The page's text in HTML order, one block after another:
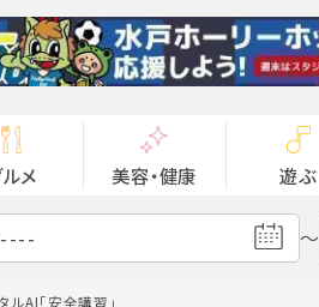
メ 美容・健康 遊ぶ
～
AI「安全講習」